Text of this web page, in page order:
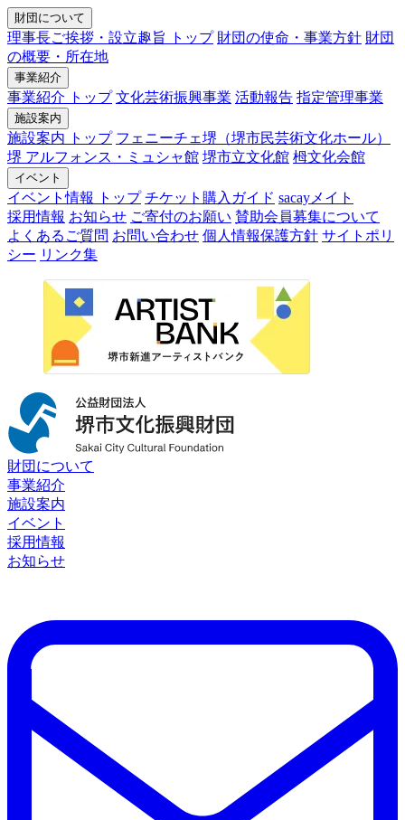
財団について
理事長ご挨拶・設立趣旨 トップ 財団の使命・事業方針 財団
の概要・所在地
事業紹介
事業紹介 トップ 文化芸術振興事業 活動報告 指定管理事業
施設案内
施設案内 トップ フェニーチェ堺（堺市民芸術文化ホール）
堺 アルフォンス・ミュシャ館 堺市立文化館 栂文化会館
イベント
イベント情報 トップ チケット購入ガイド sacayメイト
採用情報 お知らせ ご寄付のお願い 賛助会員募集について
よくあるご質問 お問い合わせ 個人情報保護方針 サイトポリ
シー リンク集
財団について
事業紹介
施設案内
イベント
採用情報
お知らせ